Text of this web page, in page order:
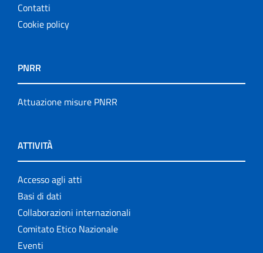
Contatti
Cookie policy
PNRR
Attuazione misure PNRR
ATTIVITÀ
Accesso agli atti
Basi di dati
Collaborazioni internazionali
Comitato Etico Nazionale
Eventi